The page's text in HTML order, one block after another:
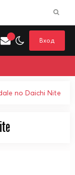
Вход
no Daichi Nite